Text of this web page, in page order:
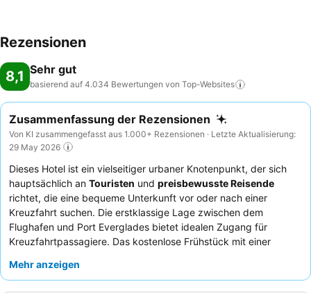
Rezensionen
8,1 Sehr gut
basierend auf 4.034 Bewertungen von Top-Websites
Zusammenfassung der Rezensionen
Von KI zusammengefasst aus 1.000+ Rezensionen · Letzte Aktualisierung:
29 May 2026
Dieses Hotel ist ein vielseitiger urbaner Knotenpunkt, der sich
hauptsächlich an Touristen und preisbewusste Reisende
richtet, die eine bequeme Unterkunft vor oder nach einer
Kreuzfahrt suchen. Die erstklassige Lage zwischen dem
Flughafen und Port Everglades bietet idealen Zugang für
Kreuzfahrtpassagiere. Das kostenlose Frühstück mit einer
großer Anziehungspunkt für die Gäste. Das Personal wird
Mehr anzeigen